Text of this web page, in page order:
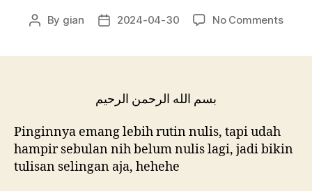
Post
By gian
Post2024-04-30 No Commentson
بسم الله الرحمن الرحيم
Pinginnya emang lebih rutin nulis, tapi udah
hampir sebulan nih belum nulis lagi, jadi bikin
tulisan selingan aja, hehehe